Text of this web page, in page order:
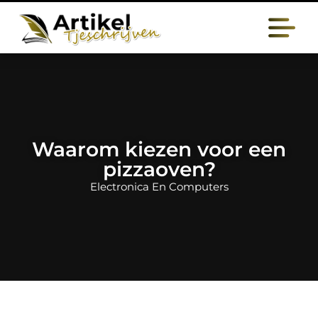
Waarom kiezen voor een
pizzaoven?
Electronica En Computers